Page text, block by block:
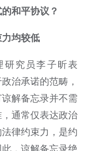
和平协议？
均较低
研究员李子昕表
治承诺的范畴，
解备忘录并不需
通常仅表达政治
律约束力，是约
，谅解备忘录绝